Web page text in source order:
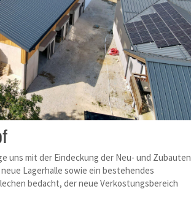
uns mit der Eindeckung der Neu- und Zubauten
Lagerhalle sowie ein bestehendes
bedacht, der neue Verkostungsbereich